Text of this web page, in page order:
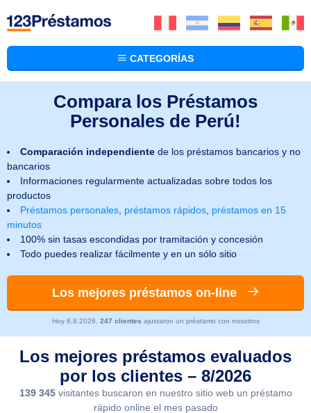
CATEGORÍAS
Compara los Préstamos
Personales de Perú!
Comparación independiente de los préstamos bancarios y no
bancarios
Informaciones regularmente actualizadas sobre todos los
productos
Préstamos personales préstamos rápidos préstamos en 15
minutos
100% sin tasas escondidas por tramitación y concesión
Todo puedes realizar fácilmente y en un sólo sitio
Los mejores préstamos on-line
Hoy 8.8.2026, 247 clientes ajustaron un préstamo con nosotros
Los mejores préstamos evaluados
por los clientes – 8/2026
139 345visitantes buscaron en nuestro sitio web un préstamo
rápido online el mes pasado